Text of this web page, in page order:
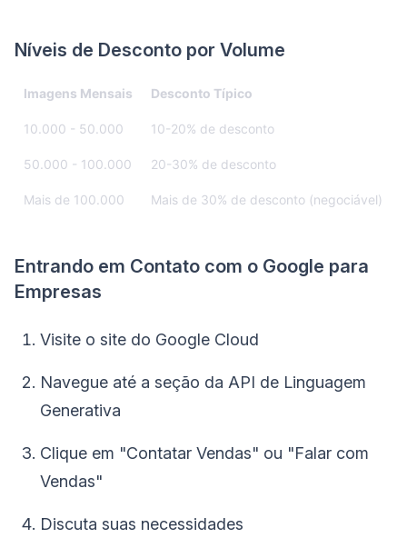
Níveis de Desconto por Volume
Imagens Mensais Desconto Típico
10.000 - 50.000 10-20% de desconto
50.000 - 100.000 20-30% de desconto
Mais de 100.000 Mais de 30% de desconto (negociável)
Entrando em Contato com o Google para
Empresas
Visite o site do Google Cloud
Navegue até a seção da API de Linguagem
Generativa
Clique em "Contatar Vendas" ou "Falar com
Vendas"
Discuta suas necessidades